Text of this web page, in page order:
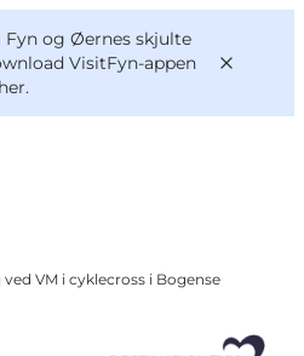
Fyn og Øernes skjulte
VisitFyn-appen
VM i cyklecross i Bogense